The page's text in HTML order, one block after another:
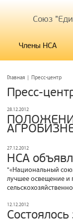
Союз
Члены НСА
Главная | Пресс-центр
Пресс-
28.12.2012
27.12.2012
НСА
"«Национальный
лучшее освещение и
12.12.2012